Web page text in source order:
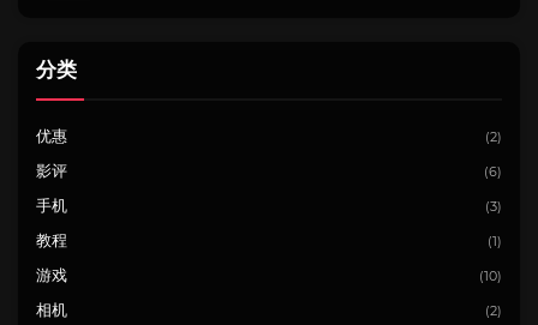
分类
优惠 (2)
影评 (6)
手机 (3)
教程 (1)
游戏 (10)
相机 (2)